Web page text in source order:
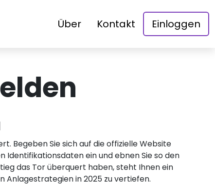
Über Kontakt Einloggen
Begeben Sie sich auf die offizielle Website
Identifikationsdaten ein und ebnen Sie so den
das Tor überquert haben, steht Ihnen ein
Anlagestrategien in 2025 zu vertiefen.